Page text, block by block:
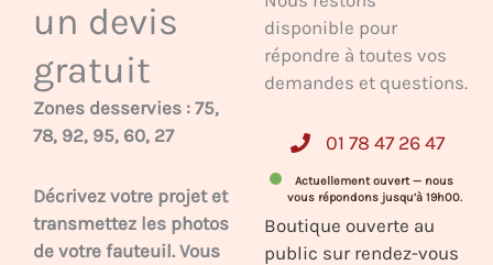
un devis
gratuit
Zones desservies : 75,
78, 92, 95, 60, 27
Décrivez votre projet et
transmettez les photos
de votre fauteuil. Vous
disponible pour
répondre à toutes vos
demandes et questions.
01 78 47 26 47
Actuellement ouvert — nous
vous répondons jusqu’à 19h00.
Boutique ouverte au
public sur rendez-vous